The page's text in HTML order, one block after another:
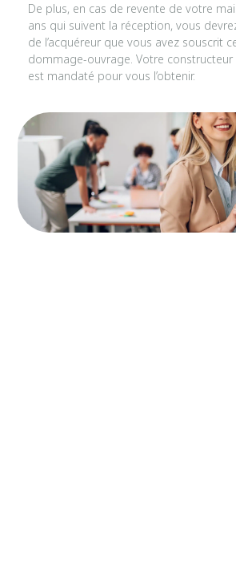
De plus, en cas de revente de votre
ans qui suivent la réception, vous
de l’acquéreur que vous avez souscrit
dommage-ouvrage. Votre constructeur
est mandaté pour vous l’obtenir.